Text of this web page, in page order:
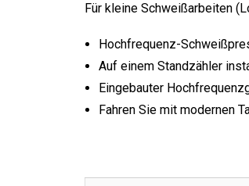
Für kleine Schweißarbeiten
Hochfrequenz-
Auf einem Standzähler
Eingebauter
Fahren Sie mit modernen